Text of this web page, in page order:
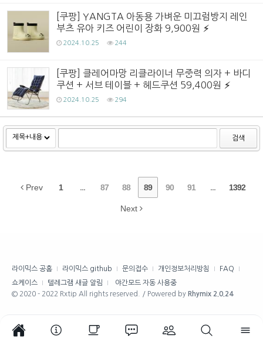
[쿠팡] YANGTA 아동용 가벼운 미끄럼방지 레인
부츠 유아 키즈 어린이 장화 9,900원
2024.10.25 244
[쿠팡] 클레어마망 리클라이너 무중력 의자 + 바디
쿠션 + 서브 테이블 + 헤드쿠션 59,400원
2024.10.25 294
검색
Prev 1 ... 87 88 89 90 91 ... 1392
Next
라이믹스 공홈 라이믹스 github 문의접수 개인정보처리방침
FAQ
쇼케이스
텔레그램 새글 알림
야간모드 자동 사용중
© 2020 - 2022 Rxtip All rights reserved. / Powered by Rhymix 2.0.24